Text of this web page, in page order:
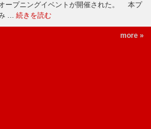
ープニングイベントが開催された。 本プ
… 続きを読む
more »